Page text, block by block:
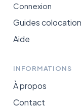
Connexion
Guides colocation
Aide
INFORMATIONS
À propos
Contact